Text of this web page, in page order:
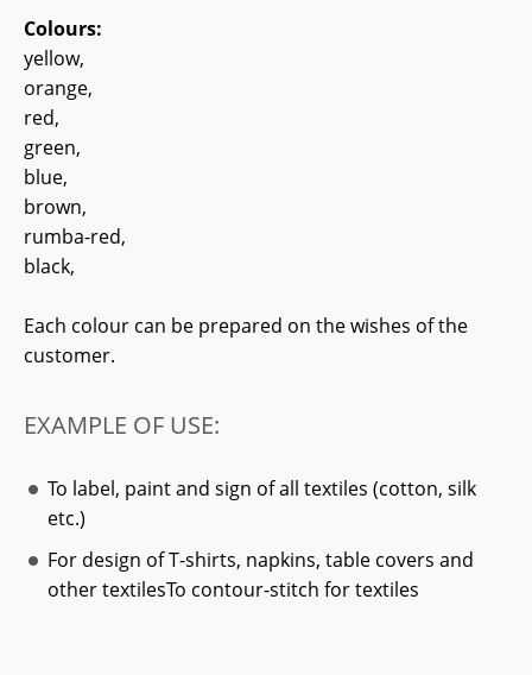
Colours:
yellow,
orange,
red,
green,
blue,
brown,
rumba-red,
black,
Each colour can be prepared on the wishes of the
customer.
EXAMPLE OF USE:
To label, paint and sign of all textiles (cotton, silk
etc.)
For design of T-shirts, napkins, table covers and
other textilesTo contour-stitch for textiles